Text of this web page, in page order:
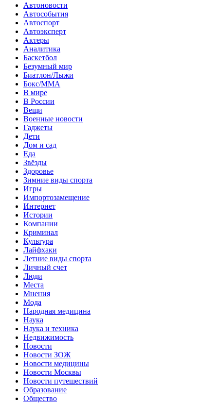
Автоновости
Автособытия
Автоспорт
Автоэксперт
Актеры
Аналитика
Баскетбол
Безумный мир
Биатлон/Лыжи
Бокс/MMA
В мире
В России
Вещи
Военные новости
Гаджеты
Дети
Дом и сад
Еда
Звёзды
Здоровье
Зимние виды спорта
Игры
Импортозамещение
Интернет
Истории
Компании
Криминал
Культура
Лайфхаки
Летние виды спорта
Личный счет
Люди
Места
Мнения
Мода
Народная медицина
Наука
Наука и техника
Недвижимость
Новости
Новости ЗОЖ
Новости медицины
Новости Москвы
Новости путешествий
Образование
Общество